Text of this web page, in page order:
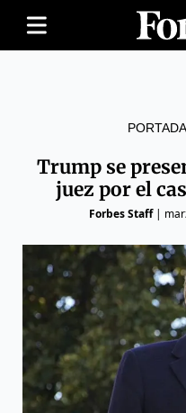
PORTADA
Trump se
juez por el
Forbes Staff|